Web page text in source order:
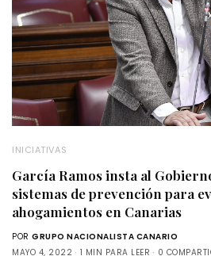
INICIATIVAS
García Ramos insta al
sistemas de prevención para
ahogamientos en Canarias
POR GRUPO NACIONALISTA CANARIO
MAYO 4, 2022
1 MIN PARA LEER 0